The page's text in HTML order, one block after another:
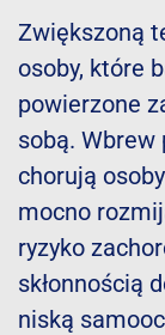
Zwiększoną
osoby, które
powierzone
sobą.
chorują
mocno
ryzyko
skłonnością
niską